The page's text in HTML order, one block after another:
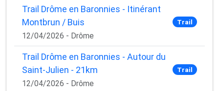
Trail Drôme en Baronnies - Itinérant
Montbrun / Buis
12/04/2026 - Drôme
Trail
Trail Drôme en Baronnies - Autour du
Saint-Julien - 21km
12/04/2026 - Drôme
Trail